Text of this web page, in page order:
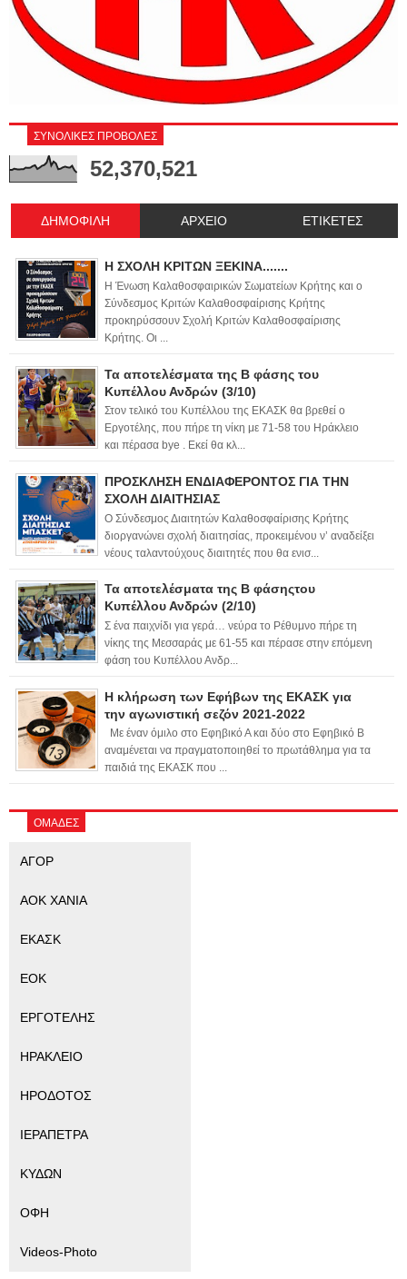
ΣΥΝΟΛΙΚΕΣ ΠΡΟΒΟΛΕΣ
52,370,521
ΔΗΜΟΦΙΛΗ ΑΡΧΕΙΟ ΕΤΙΚΕΤΕΣ
Η ΣΧΟΛΗ ΚΡΙΤΩΝ ΞΕΚΙΝΑ.......
Η Ένωση Καλαθοσφαιρικών Σωματείων Κρήτης και ο
Σύνδεσμος Κριτών Καλαθοσφαίρισης Κρήτης
προκηρύσσουν Σχολή Κριτών Καλαθοσφαίρισης
Κρήτης. Οι ...
Τα αποτελέσματα της Β φάσης του
Κυπέλλου Ανδρών (3/10)
Στον τελικό του Κυπέλλου της ΕΚΑΣΚ θα βρεθεί ο
Εργοτέλης, που πήρε τη νίκη με 71-58 του Ηράκλειο
και πέρασα bye . Εκεί θα κλ...
ΠΡΟΣΚΛΗΣΗ ΕΝΔΙΑΦΕΡΟΝΤΟΣ ΓΙΑ ΤΗΝ
ΣΧΟΛΗ ΔΙΑΙΤΗΣΙΑΣ
Ο Σύνδεσμος Διαιτητών Καλαθοσφαίρισης Κρήτης
διοργανώνει σχολή διαιτησίας, προκειμένου ν’ αναδείξει
νέους ταλαντούχους διαιτητές που θα ενισ...
Τα αποτελέσματα της Β φάσηςτου
Κυπέλλου Ανδρών (2/10)
Σ ένα παιχνίδι για γερά… νεύρα το Ρέθυμνο πήρε τη
νίκης της Μεσσαράς με 61-55 και πέρασε στην επόμενη
φάση του Κυπέλλου Ανδρ...
Η κλήρωση των Εφήβων της ΕΚΑΣΚ για
την αγωνιστική σεζόν 2021-2022
Με έναν όμιλο στο Εφηβικό Α και δύο στο Εφηβικό Β
αναμένεται να πραγματοποιηθεί το πρωτάθλημα για τα
παιδιά της ΕΚΑΣΚ που ...
ΟΜΑΔΕΣ
ΑΓΟΡ
ΑΟΚ ΧΑΝΙΑ
ΕΚΑΣΚ
ΕΟΚ
ΕΡΓΟΤΕΛΗΣ
ΗΡΑΚΛΕΙΟ
ΗΡΟΔΟΤΟΣ
ΙΕΡΑΠΕΤΡΑ
ΚΥΔΩΝ
ΟΦΗ
Videos-Photo